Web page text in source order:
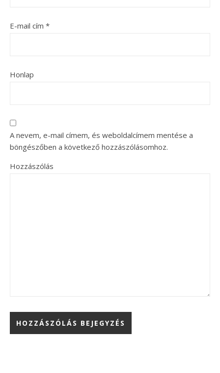
E-mail cím *
Honlap
A nevem, e-mail címem, és weboldalcímem mentése a
böngészőben a következő hozzászólásomhoz.
Hozzászólás